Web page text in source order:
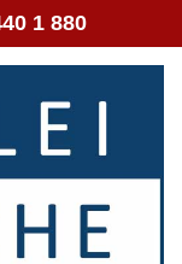
1 880